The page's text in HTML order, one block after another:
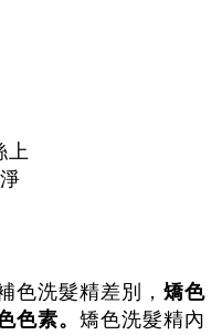
上
色洗髮精差別，矯色
色素。矯色洗髮精內